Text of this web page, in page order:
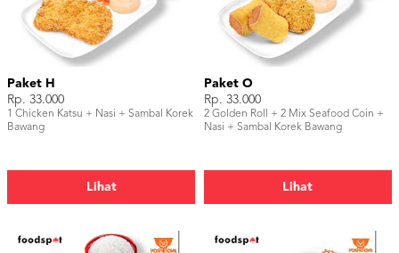
Paket H
Rp. 33.000
1 Chicken Katsu + Nasi + Sambal Korek
Bawang
Lihat
Paket O
Rp. 33.000
2 Golden Roll + 2 Mix Seafood Coin +
Nasi + Sambal Korek Bawang
Lihat